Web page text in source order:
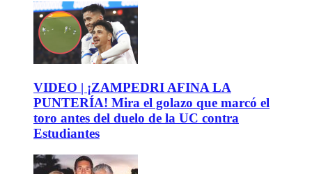
VIDEO | ¡ZAMPEDRI AFINA LA
PUNTERÍA! Mira el golazo que marcó el
toro antes del duelo de la UC contra
Estudiantes